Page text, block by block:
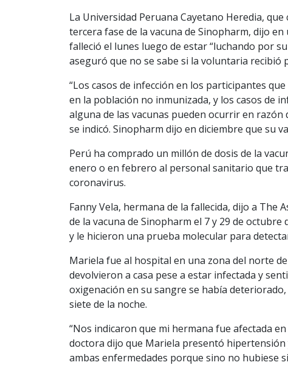
La Universidad Peruana Cayetano Heredia,
tercera fase de la vacuna de Sinopharm, dijo
falleció el lunes luego de estar “luchando por
aseguró que no se sabe si la voluntaria recibió
“Los casos de infección en los participantes
en la población no inmunizada, y los casos de
alguna de las vacunas pueden ocurrir en razón
se indicó. Sinopharm dijo en diciembre que su
Perú ha comprado un millón de dosis de la
enero o en febrero al personal sanitario que
coronavirus.
Fanny Vela, hermana de la fallecida, dijo a The
de la vacuna de Sinopharm el 7 y 29 de
y le hicieron una prueba molecular para
Mariela fue al hospital en una zona del norte
devolvieron a casa pese a estar infectada y
oxigenación en su sangre se había
siete de la noche.
“Nos indicaron que mi hermana fue afectada
doctora dijo que Mariela presentó
ambas enfermedades porque sino no hubiese